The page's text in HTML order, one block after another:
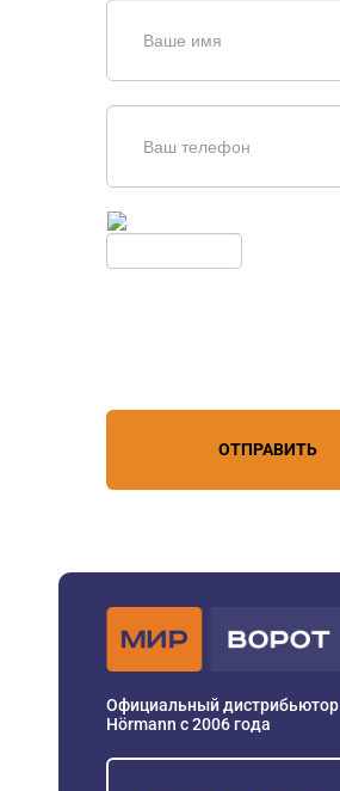
ОТПРАВИТЬ
Официальный дистрибьютор
Hörmann с 2006 года